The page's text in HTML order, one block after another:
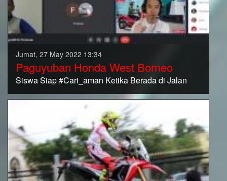
Jumat, 27 May 2022 13:34
Paguyuban Honda West Borneo
Siswa Siap #Cari_aman Ketika Berada di Jalan